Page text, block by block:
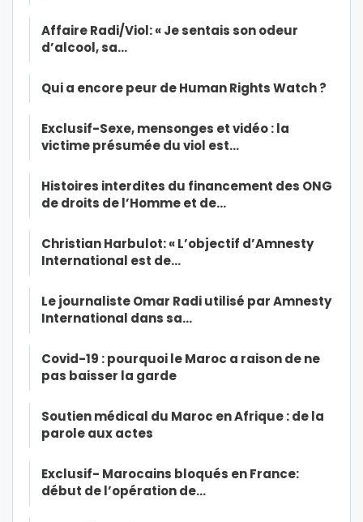
Affaire Radi/Viol: « Je sentais son odeur
d’alcool, sa…
Qui a encore peur de Human Rights Watch ?
Exclusif-Sexe, mensonges et vidéo : la
victime présumée du viol est…
Histoires interdites du financement des ONG
de droits de l’Homme et de…
Christian Harbulot: « L’objectif d’Amnesty
International est de…
Le journaliste Omar Radi utilisé par Amnesty
International dans sa…
Covid-19 : pourquoi le Maroc a raison de ne
pas baisser la garde
Soutien médical du Maroc en Afrique : de la
parole aux actes
Exclusif- Marocains bloqués en France:
début de l’opération de…